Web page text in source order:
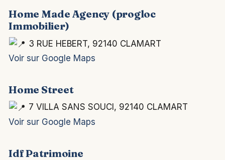
Home Made Agency (progloc
Immobilier)
3 RUE HEBERT, 92140 CLAMART
Voir sur Google Maps
Home Street
7 VILLA SANS SOUCI, 92140 CLAMART
Voir sur Google Maps
Idf Patrimoine